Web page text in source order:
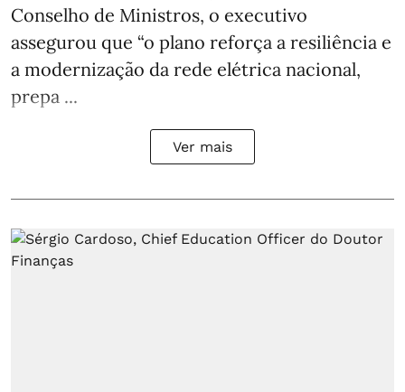
Conselho de Ministros, o executivo
assegurou que “o plano reforça a resiliência e
a modernização da rede elétrica nacional,
prepa ...
Ver mais